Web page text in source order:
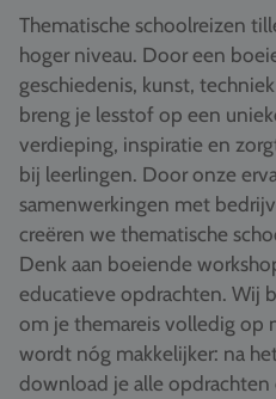
Voor docenten
Over ons
Een offerte aanvragen
Referenties
Vacatures
Contact
Thematische schoolreizen
hoger niveau. Door een
geschiedenis, kunst,
breng je lesstof op een
verdieping, inspiratie en
bij leerlingen. Door onze
samenwerkingen met
creëren we thematische
Denk aan boeiende
educatieve opdrachten. Wij
om je themareis volledig op
wordt nóg makkelijker: na
download je alle